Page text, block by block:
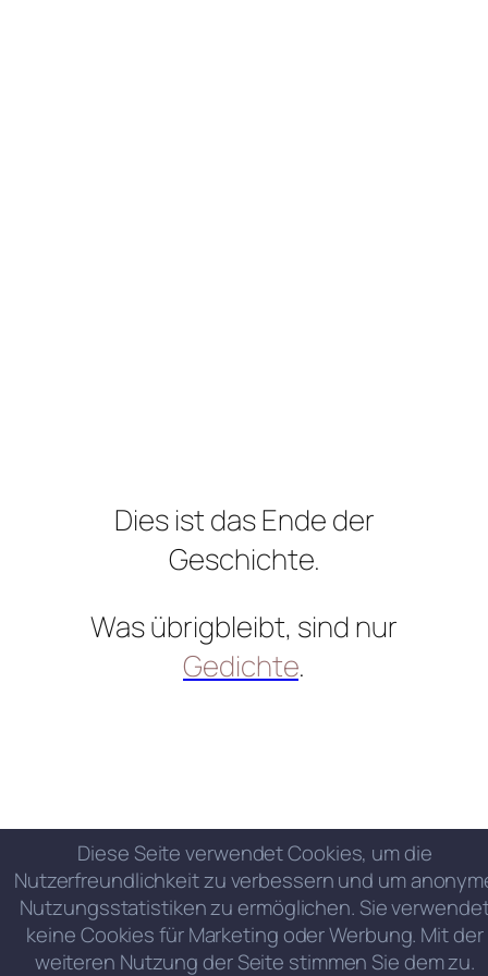
Dies ist das Ende der
Geschichte.
Was übrigbleibt, sind nur
Gedichte.
Diese Seite verwendet Cookies, um die
Nutzerfreundlichkeit zu verbessern und um
Nutzungsstatistiken zu ermöglichen. Sie
keine Cookies für Marketing oder Werbung. Mit der
weiteren Nutzung der Seite stimmen Sie dem zu.